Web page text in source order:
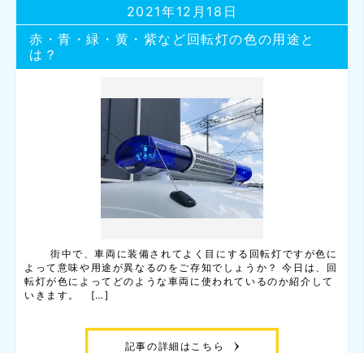
赤・青・緑・黄・紫など回転灯の色の用途と
は？
2021年12月18日
街中で、車両に装備されてよく目にする回転灯ですが色に
よって意味や用途が異なるのをご存知でしょうか？ 今日は、回
転灯が色によってどのような車両に使われているのか紹介して
いきます。 […]
記事の詳細はこちら